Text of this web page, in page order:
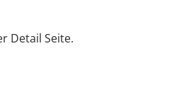
Detail Seite.